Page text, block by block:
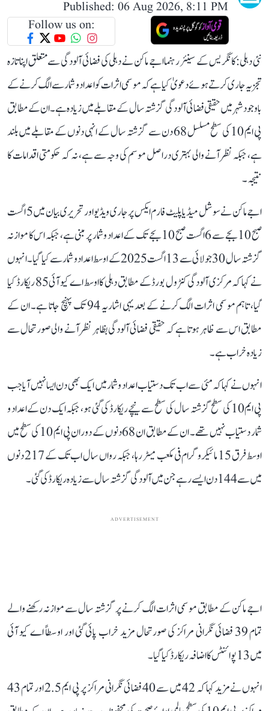
Published: 06 Aug 2026, 8:11 PM
Follow us on:
نئی دہلی: کانگریس کے سینئر رہنما اجے ماکن نے دہلی کی فضائی آلودگی سے متعلق اپنا تازہ
تجزیہ جاری کرتے ہوئے دعویٰ کیا ہے کہ موسمی اثرات کو اعداد و شمار سے الگ کرنے کے
باوجود شہر میں حقیقی فضائی آلودگی گزشتہ سال کے مقابلے میں زیادہ ہے۔ ان کے مطابق
پی ایم 10 کی سطح مسلسل 68 دن سے گزشتہ سال کے انہی دنوں کے مقابلے میں بلند
ہے، جبکہ نظر آنے والی بہتری دراصل موسم کی وجہ سے ہے، نہ کہ حکومتی اقدامات کا
نتیجہ۔
اجے ماکن نے سوشل میڈیا پلیٹ فارم ایکس پر جاری ویڈیو اور تحریری بیان میں 5 اگست
صبح 10 بجے سے 6 اگست صبح 10 بجے تک کے اعداد و شمار پر مبنی ہے، جبکہ اس کا موازنہ
گزشتہ سال 30 جولائی سے 13 اگست 2025 کے اوسط اعداد و شمار سے کیا گیا۔ انہوں
نے کہا کہ مرکزی آلودگی کنٹرول بورڈ کے مطابق دہلی کا اوسط اے کیو آئی 85 ریکارڈ کیا
گیا، تاہم موسمی اثرات الگ کرنے کے بعد یہی اشاریہ 94 تک پہنچ جاتا ہے۔ ان کے
مطابق اس سے ظاہر ہوتا ہے کہ حقیقی فضائی آلودگی بظاہر نظر آنے والی صورتحال سے
زیادہ خراب ہے۔
انہوں نے کہا کہ مئی سے اب تک دستیاب اعداد و شمار میں ایک بھی دن ایسا نہیں آیا جب
پی ایم 10 کی سطح گزشتہ سال کی سطح سے نیچے ریکارڈ کی گئی ہو، جبکہ ایک دن کے اعداد و
شمار دستیاب نہیں تھے۔ ان کے مطابق ان 68 دنوں کے دوران پی ایم 10 کی سطح میں
اوسط فرق 15 مائیکروگرام فی مکعب میٹر رہا، جبکہ رواں سال اب تک کے 217 دنوں
میں سے 144 دن ایسے رہے جن میں آلودگی گزشتہ سال سے زیادہ ریکارڈ کی گئی۔
ADVERTISEMENT
اجے ماکن کے مطابق موسمی اثرات الگ کرنے پر گزشتہ سال سے موازنہ رکھنے والے
تمام 39 فضائی نگرانی مراکز کی صورتحال مزید خراب پائی گئی اور اوسطاً اے کیو آئی
میں 13 پوائنٹس کا اضافہ ریکارڈ کیا گیا۔
انہوں نے مزید کہا کہ 42 میں سے 40 فضائی نگرانی مراکز پر پی ایم 2.5 اور تمام 43